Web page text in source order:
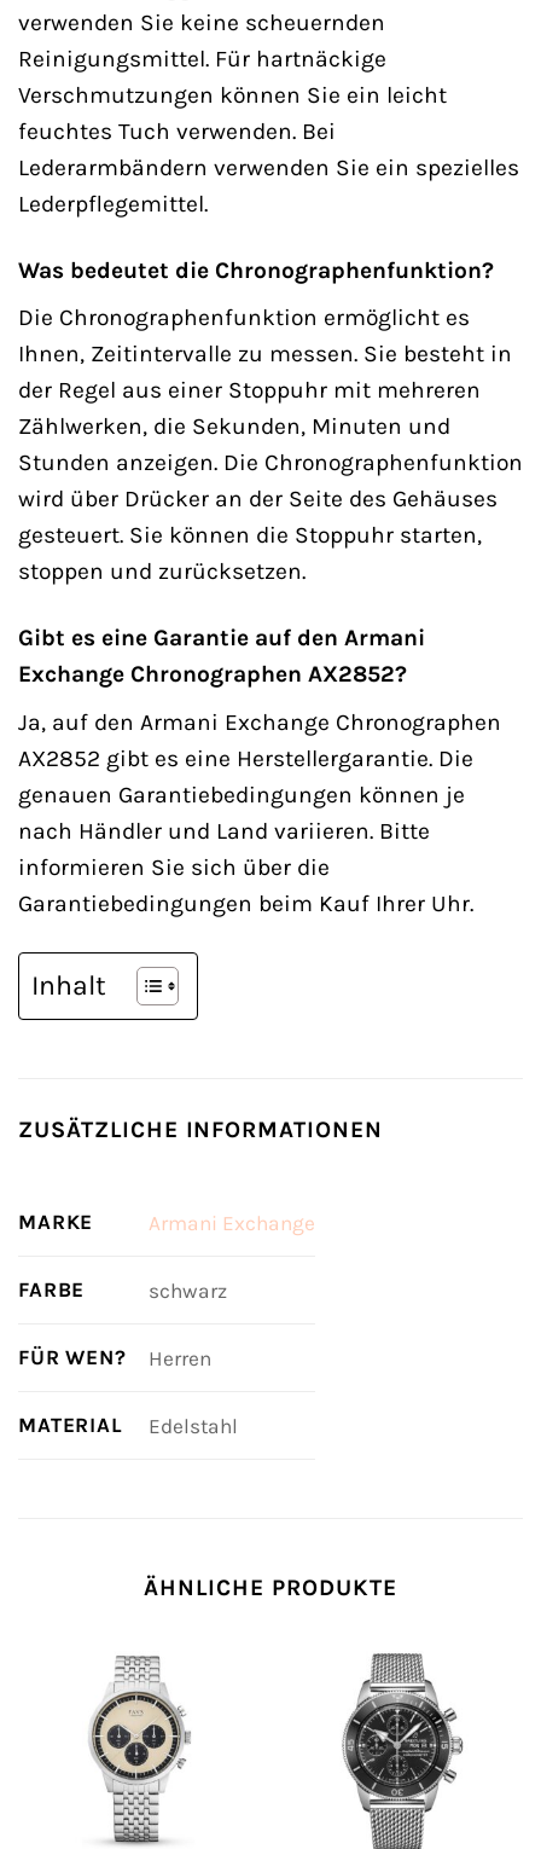
verwenden Sie keine scheuernden
Reinigungsmittel. Für hartnäckige
Verschmutzungen können Sie ein leicht
feuchtes Tuch verwenden. Bei
Lederarmbändern verwenden Sie ein spezielles
Lederpflegemittel.
Was bedeutet die Chronographenfunktion?
Die Chronographenfunktion ermöglicht es
Ihnen, Zeitintervalle zu messen. Sie besteht in
der Regel aus einer Stoppuhr mit mehreren
Zählwerken, die Sekunden, Minuten und
Stunden anzeigen. Die Chronographenfunktion
wird über Drücker an der Seite des Gehäuses
gesteuert. Sie können die Stoppuhr starten,
stoppen und zurücksetzen.
Gibt es eine Garantie auf den Armani
Exchange Chronographen AX2852?
Ja, auf den Armani Exchange Chronographen
AX2852 gibt es eine Herstellergarantie. Die
genauen Garantiebedingungen können je
nach Händler und Land variieren. Bitte
informieren Sie sich über die
Garantiebedingungen beim Kauf Ihrer Uhr.
Inhalt
ZUSÄTZLICHE INFORMATIONEN
MARKE Armani Exchange
FARBE schwarz
FÜR WEN? Herren
MATERIAL Edelstahl
ÄHNLICHE PRODUKTE